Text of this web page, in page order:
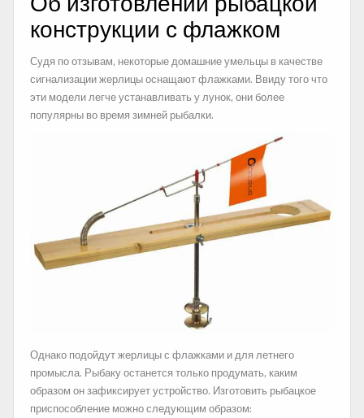
конструкции с флажком
Судя по отзывам, некоторые домашние умельцы в качестве
сигнализации жерлицы оснащают флажками. Ввиду того что
эти модели легче устанавливать у лунок, они более
популярны во время зимней рыбалки.
Однако подойдут жерлицы с флажками и для летнего
промысла. Рыбаку останется только продумать, каким
образом он зафиксирует устройство. Изготовить рыбацкое
приспособление можно следующим образом: